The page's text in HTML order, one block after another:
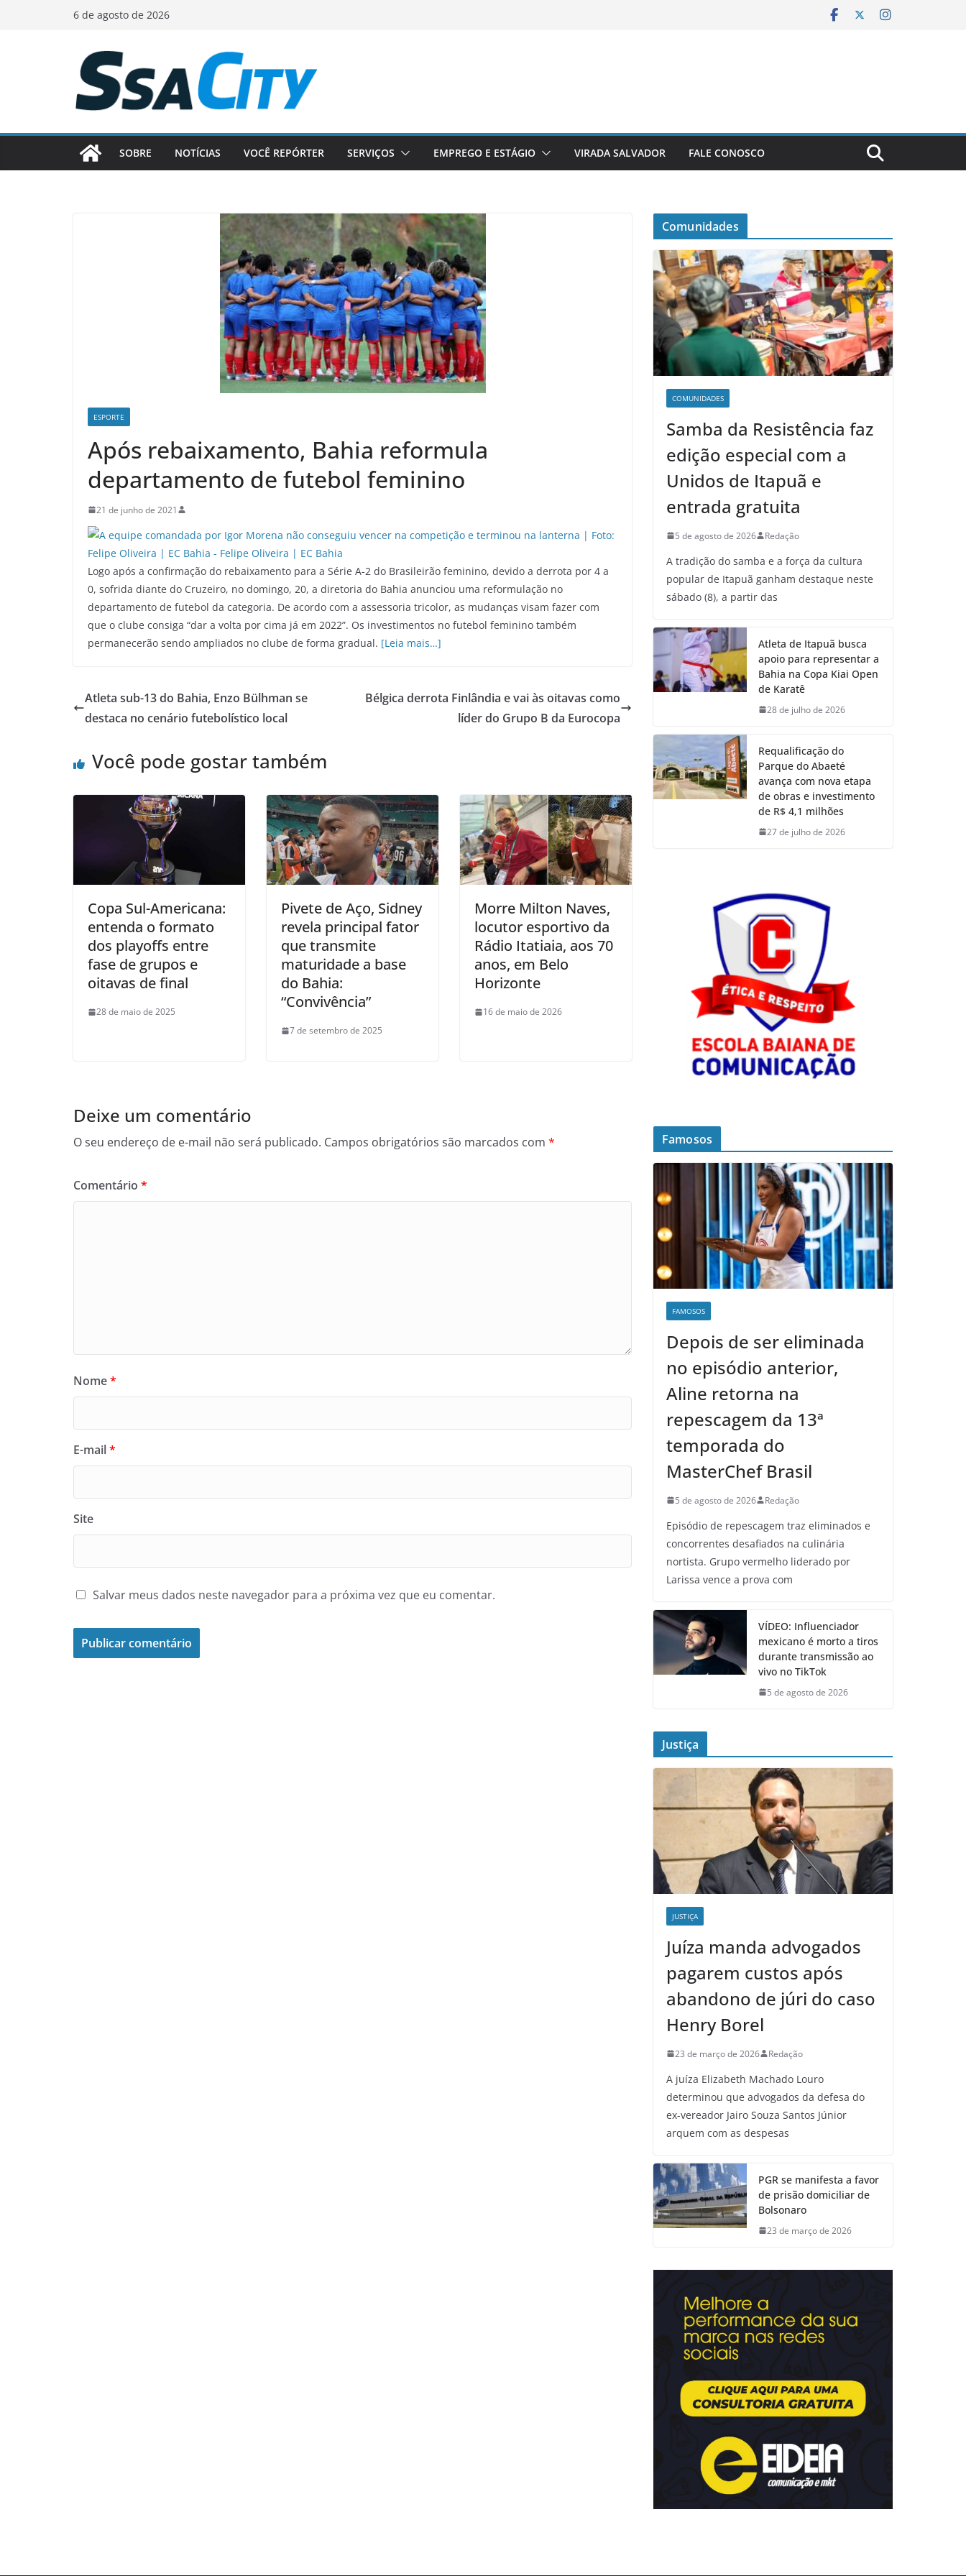
6 de agosto de 2026
SOBRE NOTÍCIAS VOCÊ REPÓRTER SERVIÇOS EMPREGO E ESTÁGIO VIRADA SALVADOR FALE CONOSCO
ESPORTE
Após rebaixamento, Bahia reformula
departamento de futebol feminino
21 de junho de 2021
Logo após a confirmação do rebaixamento para a Série A-2 do Brasileirão feminino, devido a derrota por 4 a
0, sofrida diante do Cruzeiro, no domingo, 20, a diretoria do Bahia anunciou uma reformulação no
departamento de futebol da categoria. De acordo com a assessoria tricolor, as mudanças visam fazer com
que o clube consiga “dar a volta por cima já em 2022”. Os investimentos no futebol feminino também
permanecerão sendo ampliados no clube de forma gradual. [Leia mais…]
Atleta sub-13 do Bahia, Enzo Bülhman se
destaca no cenário futebolístico local
Bélgica derrota Finlândia e vai às oitavas como
líder do Grupo B da Eurocopa
Você pode gostar também
Copa Sul-Americana:
entenda o formato
dos playoffs entre
fase de grupos e
oitavas de final
28 de maio de 2025
Pivete de Aço, Sidney
revela principal fator
que transmite
maturidade a base
do Bahia:
“Convivência”
7 de setembro de 2025
Morre Milton Naves,
locutor esportivo da
Rádio Itatiaia, aos 70
anos, em Belo
Horizonte
16 de maio de 2026
Deixe um comentário
O seu endereço de e-mail não será publicado. Campos obrigatórios são marcados com *
Comentário *
Nome*
E-mail*
Site
Salvar meus dados neste navegador para a próxima vez que eu comentar.
Comunidades
COMUNIDADES
Samba da Resistência faz
edição especial com a
Unidos de Itapuã e
entrada gratuita
5 de agosto de 2026 Redação
A tradição do samba e a força da cultura
popular de Itapuã ganham destaque neste
sábado (8), a partir das
Atleta de Itapuã busca
apoio para representar a
Bahia na Copa Kiai Open
de Karatê
28 de julho de 2026
Requalificação do
Parque do Abaeté
avança com nova etapa
de obras e investimento
de R$ 4,1 milhões
27 de julho de 2026
Famosos
FAMOSOS
Depois de ser eliminada
no episódio anterior,
Aline retorna na
repescagem da 13ª
temporada do
MasterChef Brasil
5 de agosto de 2026 Redação
Episódio de repescagem traz eliminados e
concorrentes desafiados na culinária
nortista. Grupo vermelho liderado por
Larissa vence a prova com
VÍDEO: Influenciador
mexicano é morto a tiros
durante transmissão ao
vivo no TikTok
5 de agosto de 2026
Justiça
JUSTIÇA
Juíza manda advogados
pagarem custos após
abandono de júri do caso
Henry Borel
23 de março de 2026 Redação
A juíza Elizabeth Machado Louro
determinou que advogados da defesa do
ex-vereador Jairo Souza Santos Júnior
arquem com as despesas
PGR se manifesta a favor
de prisão domiciliar de
Bolsonaro
23 de março de 2026